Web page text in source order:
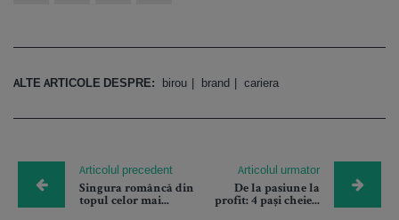
ALTE ARTICOLE DESPRE: birou brand cariera
Articolul precedent
Singura româncă din
topul celor mai...
Articolul urmator
De la pasiune la
profit: 4 pași cheie...